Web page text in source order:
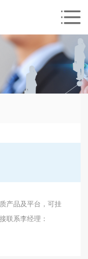
产品及平台，可挂
联系李经理：